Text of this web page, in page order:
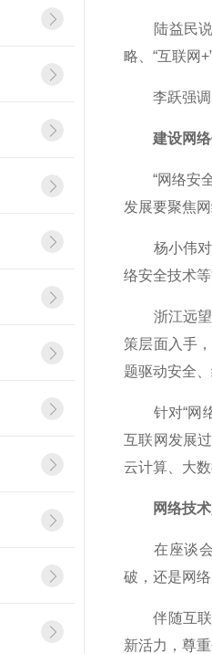
陆益民说
略、“互联网
李跃强调，
建设网络
“网络安全
发展要聚焦
杨小伟对此
络安全技术
浙江远望信
策层面入手
题驱动安全
针对“网络
互联网发展
云计算、大
网络技术
在座谈会
破，还是网
伴随互联网
新活力，尊